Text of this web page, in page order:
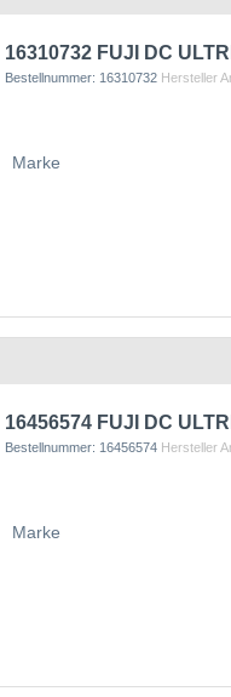
16310732 FUJI DC
Bestellnummer: 16310732 Hersteller
Marke
16456574 FUJI DC
Bestellnummer: 16456574 Hersteller
Marke